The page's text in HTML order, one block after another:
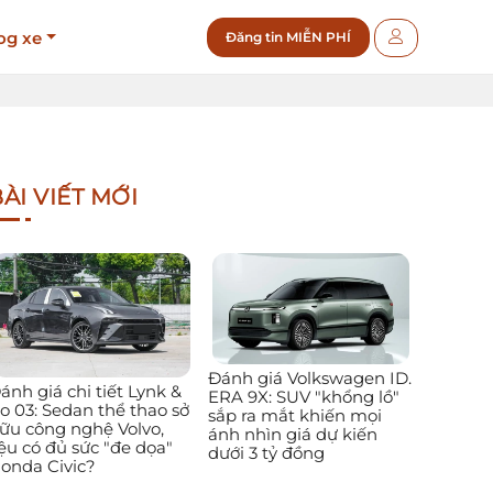
xe Đăng tin MIỄN PHÍ
VIẾT MỚI
giá chi tiết Lynk &
03: Sedan thể thao sở
công nghệ Volvo,
có đủ sức "đe dọa"
Civic?
Đánh giá Volkswagen ID.
ERA 9X: SUV "khổng lồ"
sắp ra mắt khiến mọi
ánh nhìn giá dự kiến
dưới 3 tỷ đồng